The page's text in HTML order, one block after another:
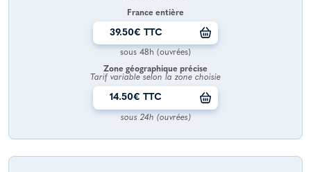
France entière
39.50€ TTC
sous 48h (ouvrées)
Zone géographique précise
Tarif variable selon la zone choisie
14.50€ TTC
sous 24h (ouvrées)